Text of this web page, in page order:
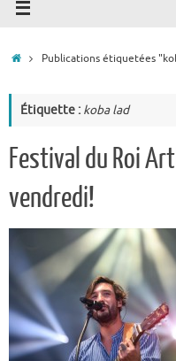
AccueilPublications étiquetées
Étiquette : koba lad
Festival du Roi
vendredi!